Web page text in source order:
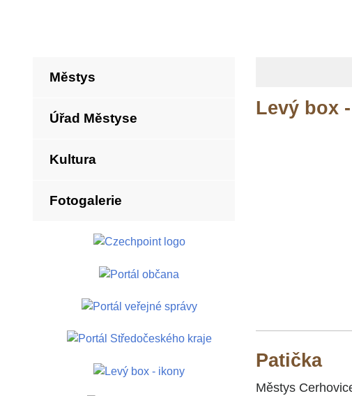
Městys
Úřad Městyse
Kultura
Fotogalerie
Levý box
Patička
Městys